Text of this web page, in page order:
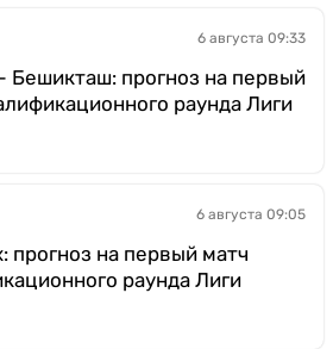
6 августа 09:33
Бешикташ: прогноз на первый
раунда Лиги
6 августа 09:05
прогноз на первый матч
раунда Лиги